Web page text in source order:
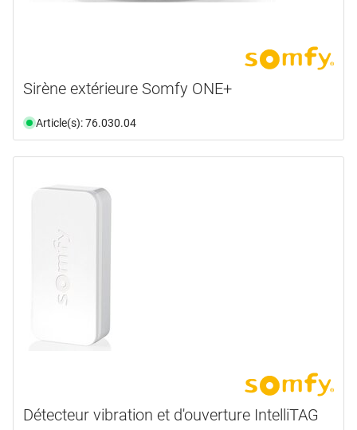
Sirène extérieure Somfy ONE+
Article(s): 76.030.04
Détecteur vibration et d'ouverture IntelliTAG